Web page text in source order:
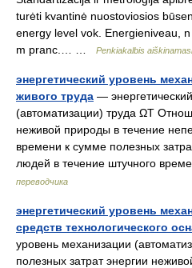
turėti kvantinė nuostoviosios
energy level vok. Energieniveau, n
m pranc.… …
Penkiakalbis
энергетический уровень
живого труда —
(автоматизации) труда ΩТ
неживой природы в течение
времени к сумме полезных
людей в течение штучного
переводчика
энергетический уровень
средств технологического
уровень механизации
полезных затрат энергии